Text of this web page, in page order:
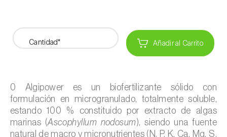
Cantidad* Añadir al Carrito
0 Algipower es un biofertilizante sólido con
formulación en microgranulado, totalmente soluble,
estando 100 % constituido por extracto de algas
marinas (Ascophyllum nodosum), siendo una fuente
natural de macro y micronutrientes (N, P, K, Ca, Mg, S,